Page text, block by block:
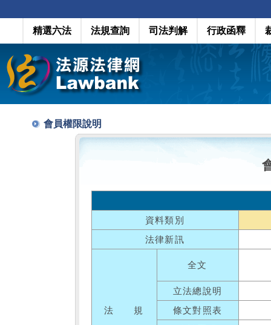
精選六法 法規查詢 司法判解 行政函釋
會員權限說明
資料類別
法律新訊
法 規
全文
立法總說明
條文對照表